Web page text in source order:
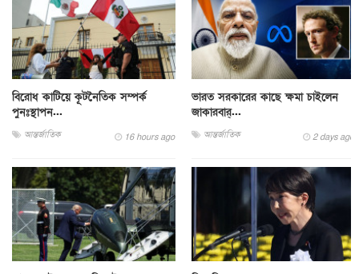
বিরোধ কাটিয়ে কূটনৈতিক সম্পর্ক
পুনঃস্থাপন...
আন্তর্জাতিক 16 hours ago
ভারত সরকারের কাছে ক্ষমা চাইলেন
জাকারবার্...
আন্তর্জাতিক 2 days ago